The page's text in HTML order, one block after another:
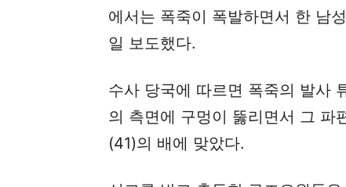
에서는 폭죽이 폭발하면서 한 남
일 보도했다.
수사 당국에 따르면 폭죽의 발사
의 측면에 구멍이 뚫리면서 그 파
(41)의 배에 맞았다.